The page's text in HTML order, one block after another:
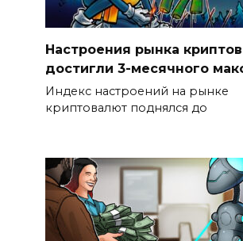
Настроения рынка
достигли 3-месячного
Индекс настроений на рынке
криптовалют поднялся до